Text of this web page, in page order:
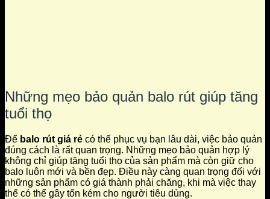
Những mẹo bảo quản balo rút giúp tăng
tuổi thọ
Để balo rút giá rẻ có thể phục vụ bạn lâu dài, việc bảo quản
đúng cách là rất quan trọng. Những mẹo bảo quản hợp lý
không chỉ giúp tăng tuổi thọ của sản phẩm mà còn giữ cho
balo luôn mới và bền đẹp. Điều này càng quan trọng đối với
những sản phẩm có giá thành phải chăng, khi mà việc thay
thế có thể gây tốn kém cho người tiêu dùng.